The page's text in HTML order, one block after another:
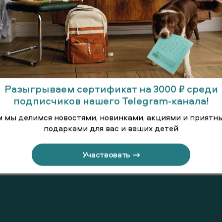
Брюки Брюки
Разыгрываем сертификат на 3000 ₽ среди
подписчиков нашего Telegram-канала!
мы делимся новостями, новинками, акциями и
подарками для вас и ваших детей
Участвовать →